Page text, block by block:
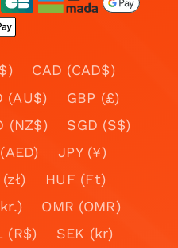
CAD (CAD$)
(AU$)
GBP (£)
(NZ$)
SGD (S$)
JPY (¥)
HUF (Ft)
OMR (OMR)
(R$)
SEK (kr)